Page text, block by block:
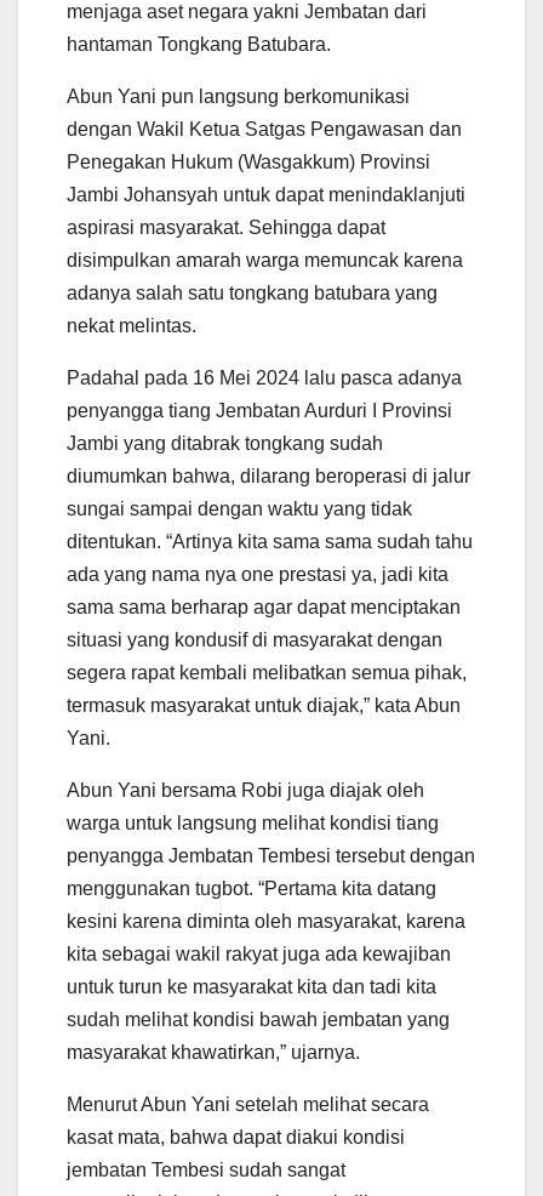
menjaga aset negara yakni Jembatan dari
hantaman Tongkang Batubara.
Abun Yani pun langsung berkomunikasi
dengan Wakil Ketua Satgas Pengawasan dan
Penegakan Hukum (Wasgakkum) Provinsi
Jambi Johansyah untuk dapat menindaklanjuti
aspirasi masyarakat. Sehingga dapat
disimpulkan amarah warga memuncak karena
adanya salah satu tongkang batubara yang
nekat melintas.
Padahal pada 16 Mei 2024 lalu pasca adanya
penyangga tiang Jembatan Aurduri I Provinsi
Jambi yang ditabrak tongkang sudah
diumumkan bahwa, dilarang beroperasi di jalur
sungai sampai dengan waktu yang tidak
ditentukan. “Artinya kita sama sama sudah tahu
ada yang nama nya one prestasi ya, jadi kita
sama sama berharap agar dapat menciptakan
situasi yang kondusif di masyarakat dengan
segera rapat kembali melibatkan semua pihak,
termasuk masyarakat untuk diajak,” kata Abun
Yani.
Abun Yani bersama Robi juga diajak oleh
warga untuk langsung melihat kondisi tiang
penyangga Jembatan Tembesi tersebut dengan
menggunakan tugbot. “Pertama kita datang
kesini karena diminta oleh masyarakat, karena
kita sebagai wakil rakyat juga ada kewajiban
untuk turun ke masyarakat kita dan tadi kita
sudah melihat kondisi bawah jembatan yang
masyarakat khawatirkan,” ujarnya.
Menurut Abun Yani setelah melihat secara
kasat mata, bahwa dapat diakui kondisi
jembatan Tembesi sudah sangat